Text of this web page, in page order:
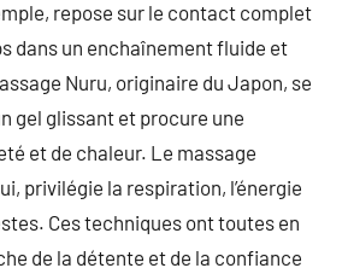
repose sur le contact complet
dans un enchaînement fluide et
Nuru, originaire du Japon, se
gel glissant et procure une
et de chaleur. Le massage
privilégie la respiration, l’énergie
Ces techniques ont toutes en
de la détente et de la confiance